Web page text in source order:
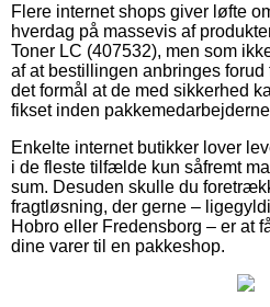
Flere internet shops giver løfte
hverdag på massevis af
Toner LC (407532), men som
af at bestillingen anbringes
det formål at de med sikkerhed
fikset inden
Enkelte internet butikker lover
i de fleste tilfælde kun såfremt
sum. Desuden skulle du
fragtløsning, der gerne –
Hobro eller Fredensborg – er at
dine varer til en pakkeshop.